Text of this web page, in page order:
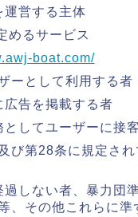
運営する主体
めるサービス
boat.com/
ーとして利用する者
広告を掲載する者
してユーザーに接
第28条に規定さ
しない者、暴力団
、その他これらに準